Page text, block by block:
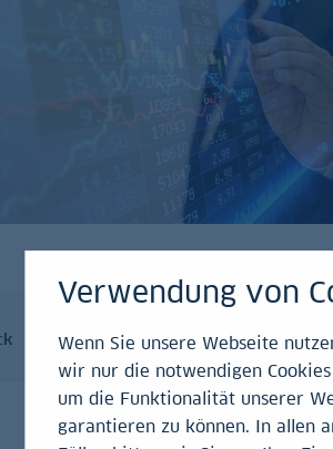
News Video
Verwendung von
Wenn Sie unsere Webseite
wir nur die notwendigen
um die Funktionalität unserer
garantieren zu können. In allen